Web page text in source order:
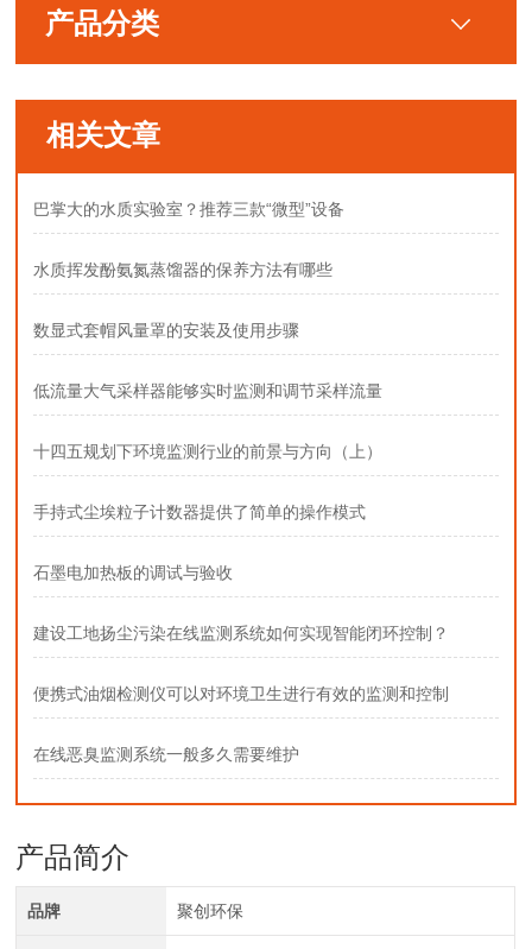
产品分类
相关文章
巴掌大的水质实验室？推荐三款“微型”设备
水质挥发酚氨氮蒸馏器的保养方法有哪些
数显式套帽风量罩的安装及使用步骤
低流量大气采样器能够实时监测和调节采样流量
十四五规划下环境监测行业的前景与方向（上）
手持式尘埃粒子计数器提供了简单的操作模式
石墨电加热板的调试与验收
建设工地扬尘污染在线监测系统如何实现智能闭环控制？
便携式油烟检测仪可以对环境卫生进行有效的监测和控制
在线恶臭监测系统一般多久需要维护
产品简介
品牌 聚创环保